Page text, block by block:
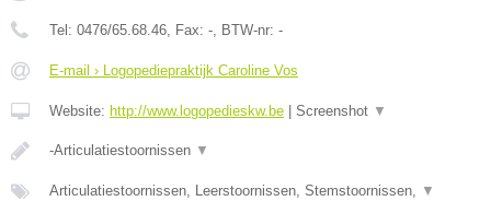
Tel: 0476/65.68.46, Fax: -, BTW-nr: -
E-mail › Logopediepraktijk Caroline Vos
Website: http://www.logopedieskw.be Screenshot ▼
-Articulatiestoornissen ▼
Articulatiestoornissen, Leerstoornissen, Stemstoornissen, ▼